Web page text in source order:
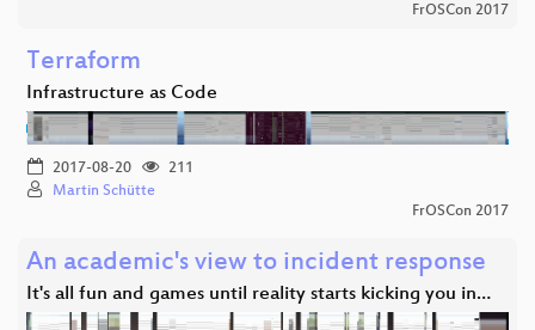
FrOSCon 2017
Terraform
Infrastructure as Code
2017-08-20
211
Martin Schütte
FrOSCon 2017
An academic's view to incident response
It's all fun and games until reality starts kicking you in…